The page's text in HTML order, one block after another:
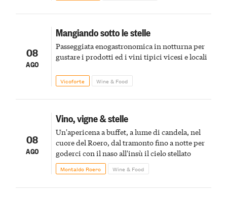
08
AGO
Mangiando sotto le stelle
Passeggiata enogastronomica in notturna per
gustare i prodotti ed i vini tipici vicesi e locali
Vicoforte Wine & Food
08
AGO
Vino, vigne & stelle
Un'apericena a buffet, a lume di candela, nel
cuore del Roero, dal tramonto fino a notte per
goderci con il naso all'insù il cielo stellato
Montaldo Roero Wine & Food